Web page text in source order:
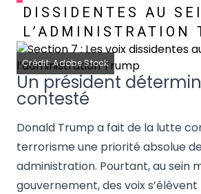
DISSIDENTES AU
L’ADMINISTRATION
Crédit: Adobe Stock
Un président
contesté
Donald Trump a fait de la lutte
terrorisme une priorité absolue
administration. Pourtant, au sein
gouvernement, des voix